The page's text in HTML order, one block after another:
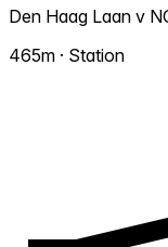
Den Haag Laan v
465m · Station